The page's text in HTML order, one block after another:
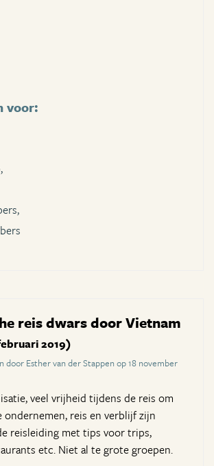
voor:
reis dwars door Vietnam
2019)
door Esther van der Stappen op 18 november
veel vrijheid tijdens de reis om
ondernemen, reis en verblijf zijn
reisleiding met tips voor trips,
etc. Niet al te grote groepen.